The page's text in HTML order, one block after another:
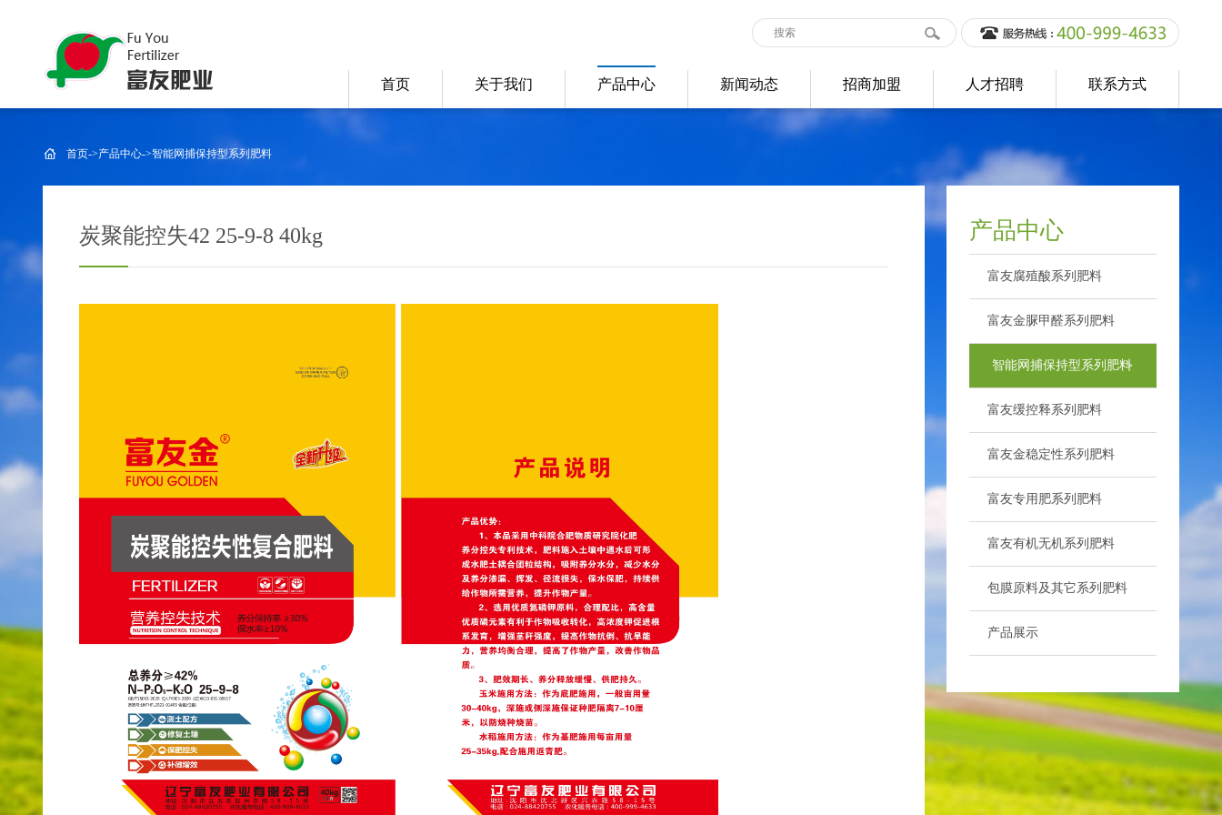
首页 关于我们 产品中心 新闻动态 招商加盟 人才招聘 联系方式
首页->产品中心->智能网捕保持型系列肥料
炭聚能控失42 25-9-8 40kg 产品中心
富友腐殖酸系列肥料
富友金脲甲醛系列肥料
智能网捕保持型系列肥料
>
富友缓控释系列肥料
富友金稳定性系列肥料
富友专用肥系列肥料
富友有机无机系列肥料
包膜原料及其它系列肥料>
产品展示